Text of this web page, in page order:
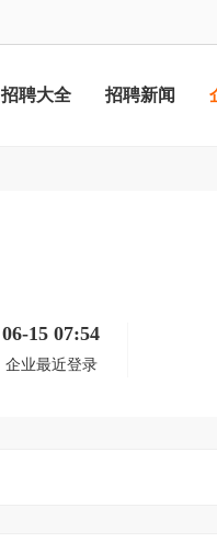
招聘大全 招聘新闻
06-15 07:54
企业最近登录